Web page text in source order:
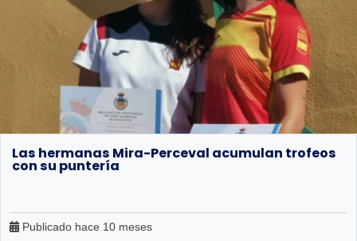
Las hermanas Mira-Perceval acumulan trofeos
con su puntería
Publicado hace 10 meses